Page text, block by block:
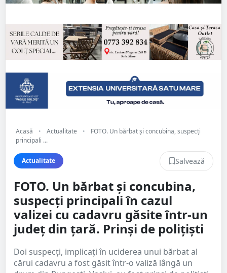
Acasă • Actualitate •
FOTO. Un bărbat și concubina, suspecți
principali ...
Actualitate Salvează
FOTO. Un bărbat și concubina,
suspecți principali în cazul
valizei cu cadavru găsite într-un
județ din țară. Prinși de polițiști
Doi suspecți, implicați în uciderea unui bărbat al
cărui cadavru a fost găsit într-o valiză lângă un